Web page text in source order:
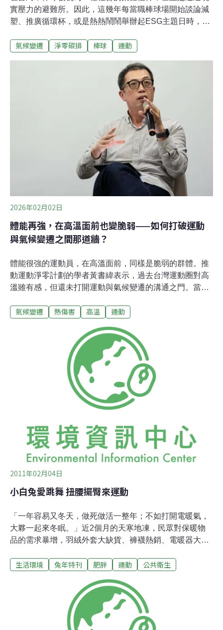
實壓力的避難所。因此，這幾年每當職棒球場開始談論減
塑、推廣循環杯，或是熱熱鬧鬧舉辦起ESG主題日時，總
球的，是來享受勝負的刺激與啦啦隊的應援，不是來上嚴
候衝擊比賽成現實3月，當十萬名台灣觀眾在東京巨蛋
2026世界棒球經典賽（WBC）高唱「台灣尚勇」之時，
費爾柴德（Stuart Fairchild）打出滿貫全壘打的東京，已
比2006年陳鏞基打出賽會史上首支滿貫砲時的東京，3月
月均溫增加了2℃。本屆另一個分組預賽主辦場地——波
多黎各首府聖胡安的席然畢松球場（Hiram Bithorn
Stadium），2017年時也受到瑪莉亞颶風的衝擊，吹落外
野全壘打牆的護墊、85%球場照明受損、體育場主入口
處，紀念波多黎各首位大聯盟球員席然．畢松（Hiram
氣候變遷 淨零碳排 棒球 運動
2026年02月02日
體能再強，在高溫面前也變脆弱——如何打破運動
與氣候變遷之間那道牆？
體能很強的運動員，在高溫面前，同樣是脆弱的群體。推
動運動淨零計劃的學者黃書緯表示，過去台灣運動圈對高
溫雖有感，但還未打開運動與氣候變遷的溝通之門。當運
本的都市規劃著手，並建議去（2025）年新成立的運動部
引。都市規劃沒做好 後面再多調整也沒用綠色公民行動聯
盟於1月28日舉辦「面對升溫未來︰政策╳地方╳脆弱族
群如何一起降溫」論壇，邀請公部門、學者與民間團體共
同探討台灣高溫調適現狀與挑戰。台灣大學創新領域學士
學位學程專任助理教授黃書緯，過去兩年參與「運動淨零
計畫」，主要針對賽事碳盤查和減量，提出轉型的內外部
溝通，然而，這份計畫卻沒有提及高溫對運動場域與參與
永續」合作備忘錄，內容也是以減碳與永續推動為主，未
有明確把高溫納入討論。黃書緯本身是一名跑者。
氣候變遷 熱傷害 高溫 運動
2011年02月04日
小白兔愛跳舞 扭腰擺臀來運動
「一年容易又冬天，做死做活一整年；不如打開電暖氣，
大夥一起來冬眠。」近2個月的天寒地凍，民眾對保暖物
品的需求暴增，羽絨外套大缺貨、褲襪熱銷、電暖器大
致走火、電暖器離衣物棉被太近而灼傷或起火、雪靴穿太
沒有其它更安全的取暖方式呢？當然有！看倌們來來來，
走出被窩、脫下阿宅懶人毯，介紹你一帖兔子舞，包你跳
完全身暖烘烘又兼窈窕美體再兼可愛指數破表！東方兔子
舞♦ 中式兔子舞步教學：1.雙手搭在前一人肩上 2.左腳跟
生活環境 兔年特刊 肥胖 運動 公共衛生